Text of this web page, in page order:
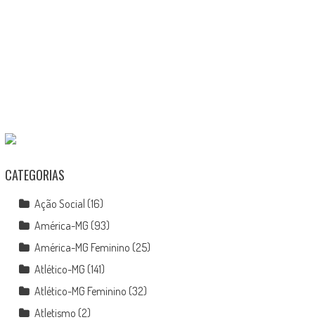
CATEGORIAS
Ação Social (16)
América-MG (93)
América-MG Feminino (25)
Atlético-MG (141)
Atlético-MG Feminino (32)
Atletismo (2)